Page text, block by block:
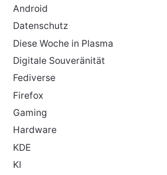
Android
Datenschutz
Diese Woche in Plasma
Digitale Souveränität
Fediverse
Firefox
Gaming
Hardware
KDE
KI